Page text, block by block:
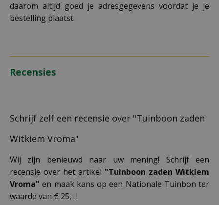
daarom altijd goed je adresgegevens voordat je je
bestelling plaatst.
Recensies
Schrijf zelf een recensie over "Tuinboon zaden
Witkiem Vroma"
Wij zijn benieuwd naar uw mening! Schrijf een
recensie over het artikel "Tuinboon zaden Witkiem
Vroma" en maak kans op een Nationale Tuinbon ter
waarde van € 25,- !